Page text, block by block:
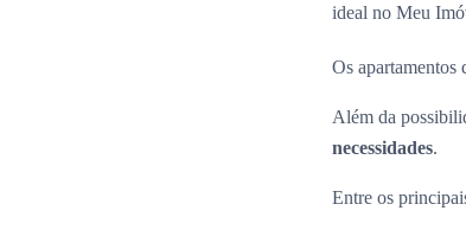
ideal no Meu
Os apartamentos
Além da
necessidades.
Entre os